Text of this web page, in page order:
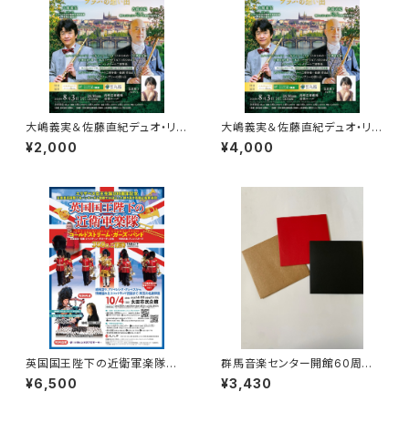
大嶋義実＆佐藤直紀デュオ・リサ
イタル ～2本の純金フルートが
紡ぐプラハの想い出～ 学生（１
¥2,000
大嶋義実＆佐藤直紀デュオ・リサ
イタル ～2本の純金フルートが
紡ぐプラハの想い出～ S席
¥4,000
英国国王陛下の近衛軍楽隊 S
席 ご希望の席をご指定くださ
い。
¥6,500
群馬音楽センター開館60周年
記念誌 1冊 ＋群馬レガシー
（プレゼント）
¥3,430